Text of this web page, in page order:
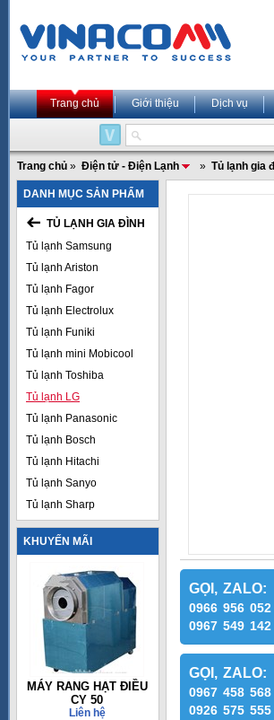
Trang chủ Giới thiệu Dịch vụ
Trang chủ » Điện tử - Điện Lạnh » Tủ lạnh gia
DANH MỤC SẢN PHẨM
TỦ LẠNH GIA ĐÌNH
Tủ lạnh Samsung
Tủ lạnh Ariston
Tủ lạnh Fagor
Tủ lạnh Electrolux
Tủ lạnh Funiki
Tủ lạnh mini Mobicool
Tủ lạnh Toshiba
Tủ lạnh LG
Tủ lạnh Panasonic
Tủ lạnh Bosch
Tủ lạnh Hitachi
Tủ lạnh Sanyo
Tủ lạnh Sharp
KHUYẾN MÃI
MÁY RANG HẠT ĐIỀU
CY 50
Liên hệ
GỌI, ZALO:
0966 956
0967 549 142
GỌI, ZALO:
0967 458
0926 575 555